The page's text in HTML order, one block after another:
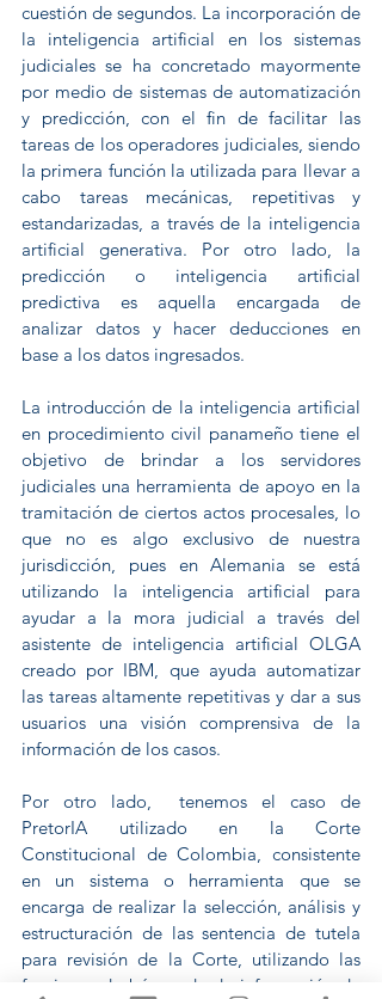
cuestión de segundos. La incorporación de
la inteligencia artificial en los sistemas
judiciales se ha concretado mayormente
por medio de sistemas de automatización
y predicción, con el fin de facilitar las
tareas de los operadores judiciales, siendo
la primera función la utilizada para llevar a
cabo tareas mecánicas, repetitivas y
estandarizadas, a través de la inteligencia
artificial generativa. Por otro lado, la
predicción o inteligencia artificial
predictiva es aquella encargada de
analizar datos y hacer deducciones en
base a los datos ingresados.
La introducción de la inteligencia artificial
en procedimiento civil panameño tiene el
objetivo de brindar a los servidores
judiciales una herramienta de apoyo en la
tramitación de ciertos actos procesales, lo
que no es algo exclusivo de nuestra
jurisdicción, pues en Alemania se está
utilizando la inteligencia artificial para
ayudar a la mora judicial a través del
asistente de inteligencia artificial OLGA
creado por IBM, que ayuda automatizar
las tareas altamente repetitivas y dar a sus
usuarios una visión comprensiva de la
información de los casos.
Por otro lado,  tenemos el caso de
PretorIA utilizado en la Corte
Constitucional de Colombia, consistente
en un sistema o herramienta que se
encarga de realizar la selección, análisis y
estructuración de las sentencia de tutela
para revisión de la Corte, utilizando las
funciones de búsqueda de información de